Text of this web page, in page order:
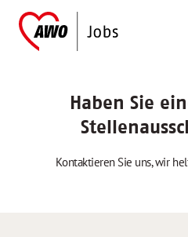
Haben Sie
Kontaktieren Sie uns, wir